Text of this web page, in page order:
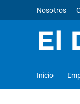
Nosotros
El
Inicio